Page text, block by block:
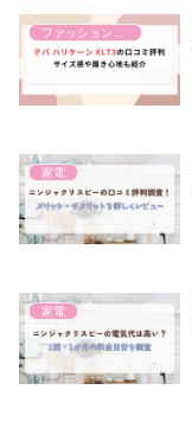
家電
家電